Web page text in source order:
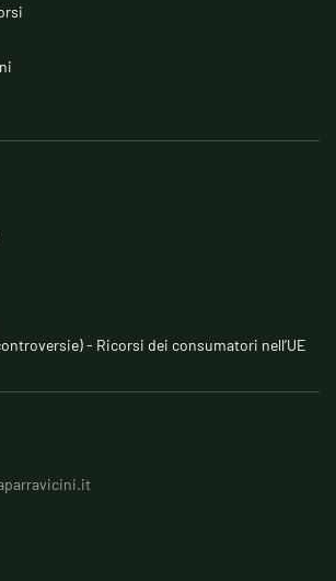
- Ricorsi dei consumatori nell’UE